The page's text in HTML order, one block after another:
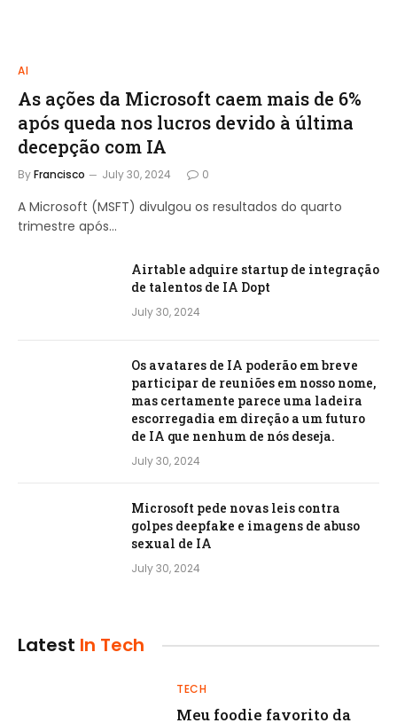
AI
As ações da Microsoft caem mais de 6%
após queda nos lucros devido à última
decepção com IA
ByFrancisco July 30, 2024 0
A Microsoft (MSFT) divulgou os resultados do quarto
trimestre após…
Airtable adquire startup de integração
de talentos de IA Dopt
July 30, 2024
Os avatares de IA poderão em breve
participar de reuniões em nosso nome,
mas certamente parece uma ladeira
escorregadia em direção a um futuro
de IA que nenhum de nós deseja.
July 30, 2024
Microsoft pede novas leis contra
golpes deepfake e imagens de abuso
sexual de IA
July 30, 2024
Latest In Tech
TECH
Meu foodie favorito da